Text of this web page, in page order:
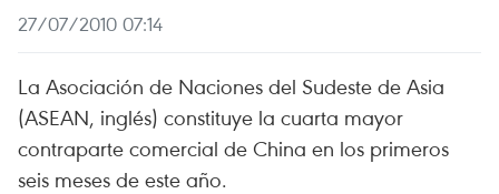
27/07/2010 07:14
La Asociación de Naciones del Sudeste de Asia
(ASEAN, inglés) constituye la cuarta mayor
contraparte comercial de China en los primeros
seis meses de este año.